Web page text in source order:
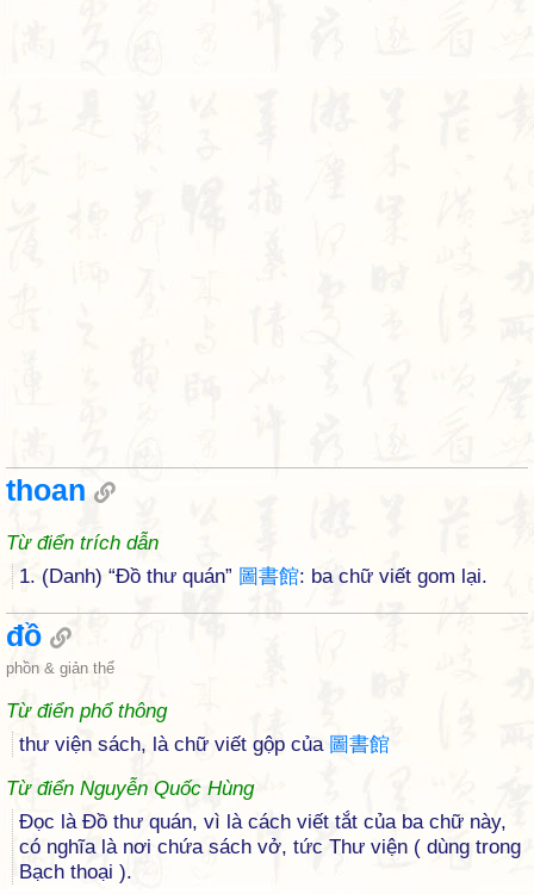
thoan
Từ điển trích dẫn
1. (Danh) “Đồ thư quán” 圖書館: ba chữ viết gom lại.
đồ
phồn & giản thể
Từ điển phổ thông
thư viện sách, là chữ viết gộp của 圖書館
Từ điển Nguyễn Quốc Hùng
Đọc là Đồ thư quán, vì là cách viết tắt của ba chữ này,
có nghĩa là nơi chứa sách vở, tức Thư viện ( dùng trong
Bạch thoại ).